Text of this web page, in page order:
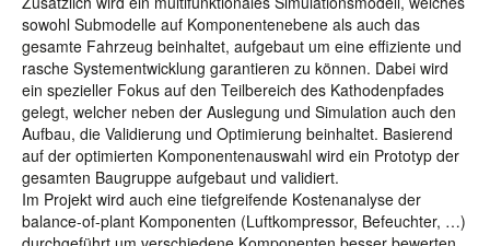
sowohl Submodelle auf Komponentenebene als auch das
gesamte Fahrzeug beinhaltet, aufgebaut um eine effiziente und
rasche Systementwicklung garantieren zu können. Dabei wird
ein spezieller Fokus auf den Teilbereich des Kathodenpfades
gelegt, welcher neben der Auslegung und Simulation auch den
Aufbau, die Validierung und Optimierung beinhaltet. Basierend
auf der optimierten Komponentenauswahl wird ein Prototyp der
gesamten Baugruppe aufgebaut und validiert.
Im Projekt wird auch eine tiefgreifende Kostenanalyse der
balance-of-plant Komponenten (Luftkompressor, Befeuchter, …)